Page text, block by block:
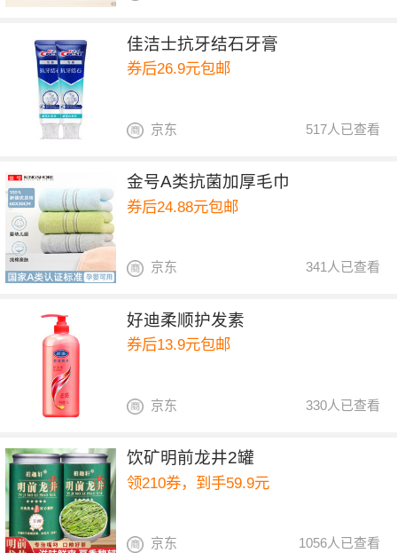
佳洁士抗牙结石牙膏
券后26.9元包邮
517人已查看
京东
金号A类抗菌加厚毛巾
券后24.88元包邮
341人已查看
京东
好迪柔顺护发素
券后13.9元包邮
330人已查看
京东
饮矿明前龙井2罐
领210券，到手59.9元
1056人已查看
京东